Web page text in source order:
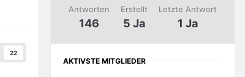
22
Antworten
146
Erstellt
5 Ja
Letzte Antwort
1 Ja
AKTIVSTE MITGLIEDER